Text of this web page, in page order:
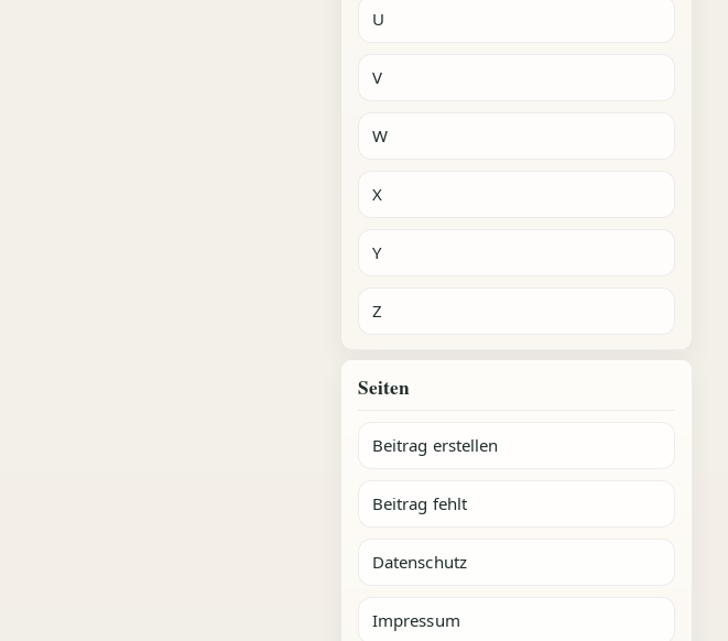
U
V
W
X
Y
Z
Seiten
Beitrag erstellen
Beitrag fehlt
Datenschutz
Impressum